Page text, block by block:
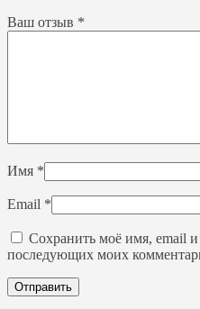
Ваш отзыв *
Имя *
Email *
Сохранить моё имя, email и
последующих моих